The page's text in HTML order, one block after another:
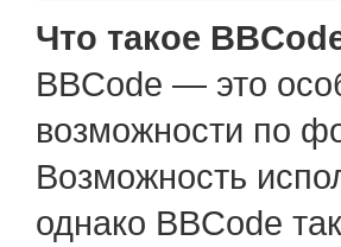
Что такое
BBCode — это
возможности по
Возможность
однако BBCode